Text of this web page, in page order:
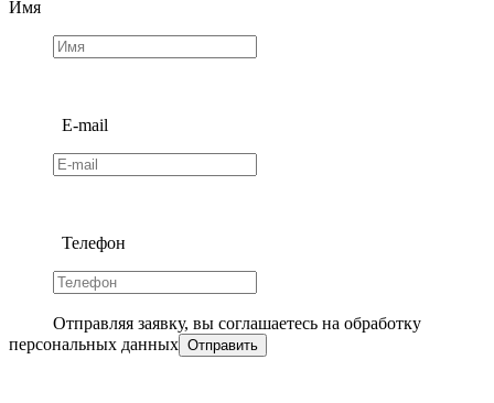
Имя
E-mail
Телефон
Отправляя заявку, вы соглашаетесь на обработку
персональных данных Отправить